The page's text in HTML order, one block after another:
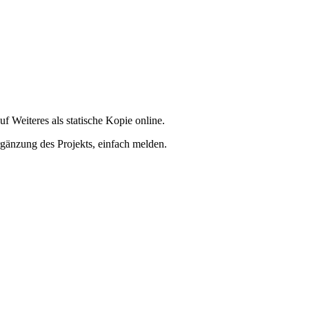
Weiteres als statische Kopie online.
des Projekts, einfach melden.